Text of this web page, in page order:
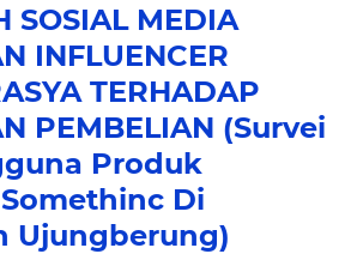
SOSIAL MEDIA
INFLUENCER
TERHADAP
PEMBELIAN (Survei
Produk
Di
Ujungberung)